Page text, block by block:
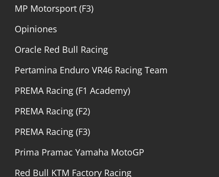
MP Motorsport (F3)
Opiniones
Oracle Red Bull Racing
Pertamina Enduro VR46 Racing Team
PREMA Racing (F1 Academy)
PREMA Racing (F2)
PREMA Racing (F3)
Prima Pramac Yamaha MotoGP
Red Bull KTM Factory Racing